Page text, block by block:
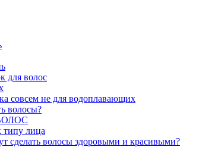
для волос
совсем не для водоплавающих
волосы?
типу лица
сделать волосы здоровыми и красивыми?